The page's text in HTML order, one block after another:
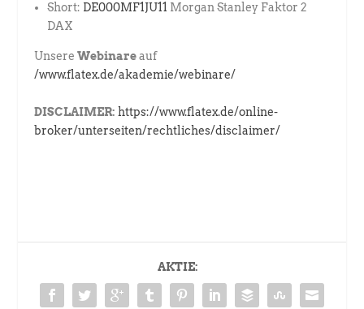
Short: DE000MF1JU11 Morgan Stanley Faktor 2
DAX
UnsereWebinareauf
/www.flatex.de/akademie/webinare/
DISCLAIMER: https://www.flatex.de/online-
broker/unterseiten/rechtliches/disclaimer/
AKTIE: